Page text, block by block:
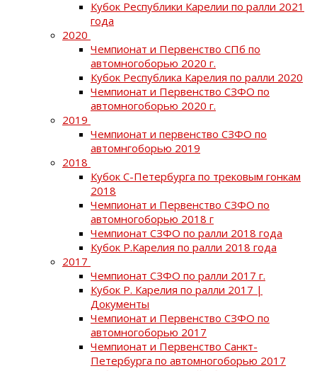
Кубок Республики Карелии по ралли 2021
года
2020
Чемпионат и Первенство СПб по
автомногоборью 2020 г.
Кубок Республика Карелия по ралли 2020
Чемпионат и Первенство СЗФО по
автомногоборью 2020 г.
2019
Чемпионат и первенство СЗФО по
автомнгоборью 2019
2018
Кубок С-Петербурга по трековым гонкам
2018
Чемпионат и Первенство СЗФО по
автомногоборью 2018 г
Чемпионат СЗФО по ралли 2018 года
Кубок Р.Карелия по ралли 2018 года
2017
Чемпионат СЗФО по ралли 2017 г.
Кубок Р. Карелия по ралли 2017 |
Документы
Чемпионат и Первенство СЗФО по
автомногоборью 2017
Чемпионат и Первенство Санкт-
Петербурга по автомногоборью 2017